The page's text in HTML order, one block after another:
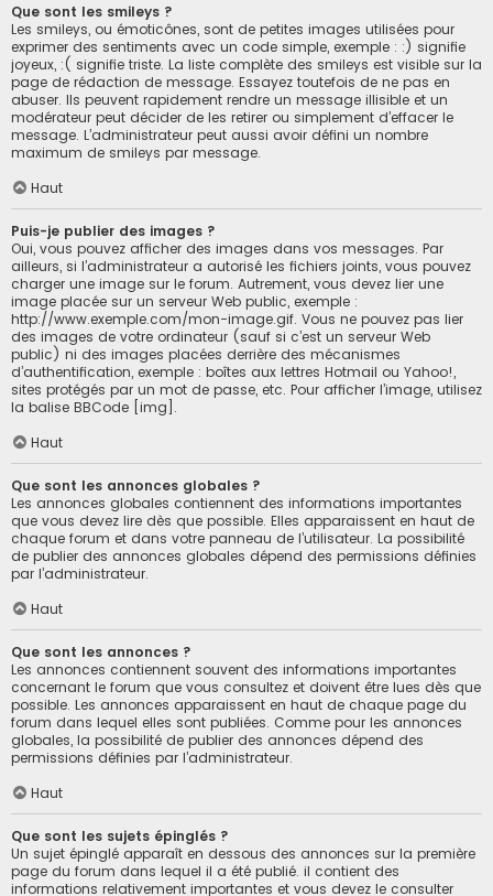
Que sont les smileys ?
Les smileys, ou émoticônes, sont de petites images utilisées pour
exprimer des sentiments avec un code simple, exemple : :) signifie
joyeux, :( signifie triste. La liste complète des smileys est visible sur la
page de rédaction de message. Essayez toutefois de ne pas en
abuser. Ils peuvent rapidement rendre un message illisible et un
modérateur peut décider de les retirer ou simplement d’effacer le
message. L’administrateur peut aussi avoir défini un nombre
maximum de smileys par message.
Haut
Puis-je publier des images ?
Oui, vous pouvez afficher des images dans vos messages. Par
ailleurs, si l’administrateur a autorisé les fichiers joints, vous pouvez
charger une image sur le forum. Autrement, vous devez lier une
image placée sur un serveur Web public, exemple :
http://www.exemple.com/mon-image.gif. Vous ne pouvez pas lier
des images de votre ordinateur (sauf si c’est un serveur Web
public) ni des images placées derrière des mécanismes
d’authentification, exemple : boîtes aux lettres Hotmail ou Yahoo!,
sites protégés par un mot de passe, etc. Pour afficher l’image, utilisez
la balise BBCode [img].
Haut
Que sont les annonces globales ?
Les annonces globales contiennent des informations importantes
que vous devez lire dès que possible. Elles apparaissent en haut de
chaque forum et dans votre panneau de l’utilisateur. La possibilité
de publier des annonces globales dépend des permissions définies
par l’administrateur.
Haut
Que sont les annonces ?
Les annonces contiennent souvent des informations importantes
concernant le forum que vous consultez et doivent être lues dès que
possible. Les annonces apparaissent en haut de chaque page du
forum dans lequel elles sont publiées. Comme pour les annonces
globales, la possibilité de publier des annonces dépend des
permissions définies par l’administrateur.
Haut
Que sont les sujets épinglés ?
Un sujet épinglé apparaît en dessous des annonces sur la première
page du forum dans lequel il a été publié. il contient des
informations relativement importantes et vous devez le consulter